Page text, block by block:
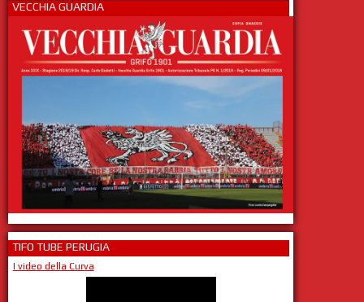
VECCHIA GUARDIA
TIFO TUBE PERUGIA
I video della Curva